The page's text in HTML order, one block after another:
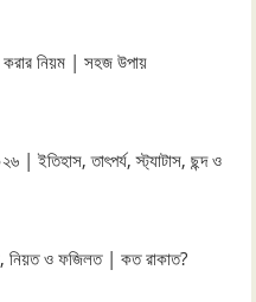
করার নিয়ম | সহজ উপায়
| ইতিহাস, তাৎপর্য, স্ট্যাটাস, ছন্দ ও
নিয়ত ও ফজিলত | কত রাকাত?